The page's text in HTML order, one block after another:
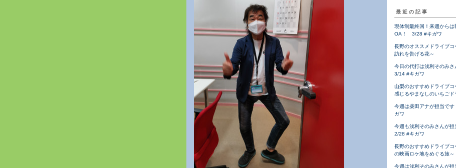
最近の記事
現体制最終回！来週からは
OA！ 3/28 #キガワ
長野のオススメドライブコ
訪れを告げる花～
今日の代打は浅利そのみさ
3/14 #キガワ
山梨のおすすめドライブコ
感じるやまなしのいちごド
今週は柴田アナが担当で
ガワ
今週も浅利そのみさんが担
2/28 #キガワ
長野のおすすめドライブコ
の映画ロケ地をめぐる旅～
今週は浅利そのみさんが担